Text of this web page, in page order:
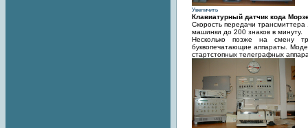
Увеличить
Клавиатурный датчик кода
Скорость передачи трансмиттера
машинки до 200 знаков в минуту.
Несколько позже на смену
буквопечатающие аппараты.
стартстопных телеграфных